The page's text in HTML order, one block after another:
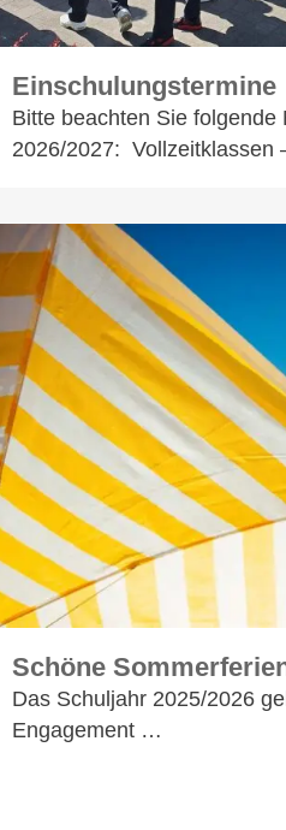
Einschulungstermine
Bitte beachten Sie
2026/2027: Vollzeitklassen
Schöne
Das Schuljahr 2025/2026
Engagement …